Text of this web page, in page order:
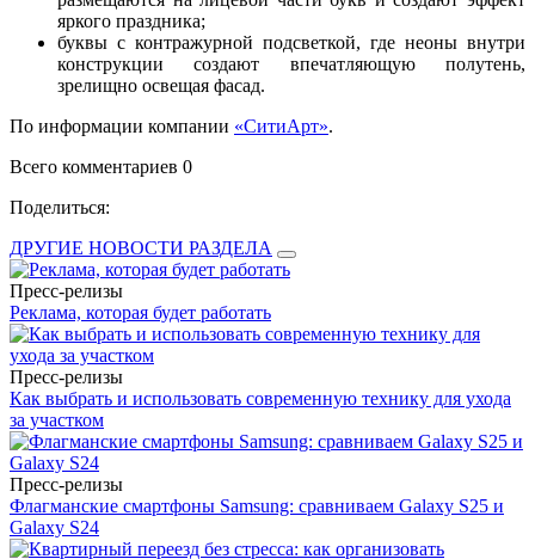
яркого праздника;
буквы с контражурной подсветкой, где неоны внутри
конструкции создают впечатляющую полутень,
зрелищно освещая фасад.
По информации компании «СитиАрт».
Всего комментариев 0
Поделиться:
ДРУГИЕ НОВОСТИ РАЗДЕЛА
Пресс-релизы
Реклама, которая будет работать
Пресс-релизы
Как выбрать и использовать современную технику для ухода
за участком
Пресс-релизы
Флагманские смартфоны Samsung: сравниваем Galaxy S25 и
Galaxy S24